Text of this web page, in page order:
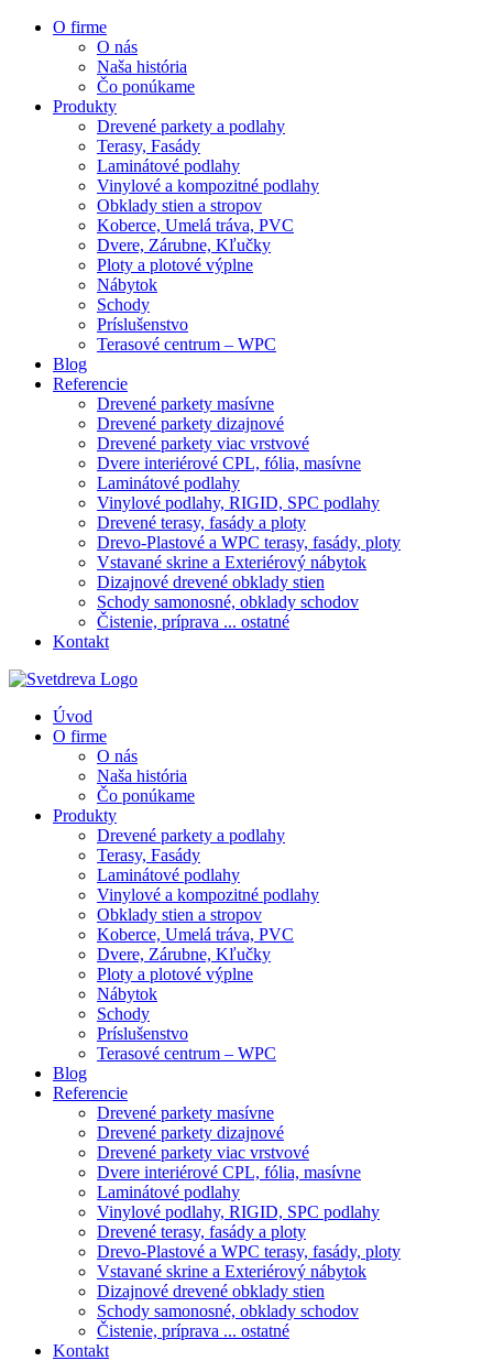
O firme
O nás
Naša história
Čo ponúkame
Produkty
Drevené parkety a podlahy
Terasy, Fasády
Laminátové podlahy
Vinylové a kompozitné podlahy
Obklady stien a stropov
Koberce, Umelá tráva, PVC
Dvere, Zárubne, Kľučky
Ploty a plotové výplne
Nábytok
Schody
Príslušenstvo
Terasové centrum – WPC
Blog
Referencie
Drevené parkety masívne
Drevené parkety dizajnové
Drevené parkety viac vrstvové
Dvere interiérové CPL, fólia, masívne
Laminátové podlahy
Vinylové podlahy, RIGID, SPC podlahy
Drevené terasy, fasády a ploty
Drevo-Plastové a WPC terasy, fasády, ploty
Vstavané skrine a Exteriérový nábytok
Dizajnové drevené obklady stien
Schody samonosné, obklady schodov
Čistenie, príprava ... ostatné
Kontakt
Úvod
O firme
O nás
Naša história
Čo ponúkame
Produkty
Drevené parkety a podlahy
Terasy, Fasády
Laminátové podlahy
Vinylové a kompozitné podlahy
Obklady stien a stropov
Koberce, Umelá tráva, PVC
Dvere, Zárubne, Kľučky
Ploty a plotové výplne
Nábytok
Schody
Príslušenstvo
Terasové centrum – WPC
Blog
Referencie
Drevené parkety masívne
Drevené parkety dizajnové
Drevené parkety viac vrstvové
Dvere interiérové CPL, fólia, masívne
Laminátové podlahy
Vinylové podlahy, RIGID, SPC podlahy
Drevené terasy, fasády a ploty
Drevo-Plastové a WPC terasy, fasády, ploty
Vstavané skrine a Exteriérový nábytok
Dizajnové drevené obklady stien
Schody samonosné, obklady schodov
Čistenie, príprava ... ostatné
Kontakt